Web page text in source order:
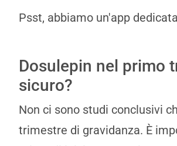
Psst, abbiamo un'app
Dosulepin nel primo
sicuro?
Non ci sono studi conclusivi
trimestre di gravidanza. È